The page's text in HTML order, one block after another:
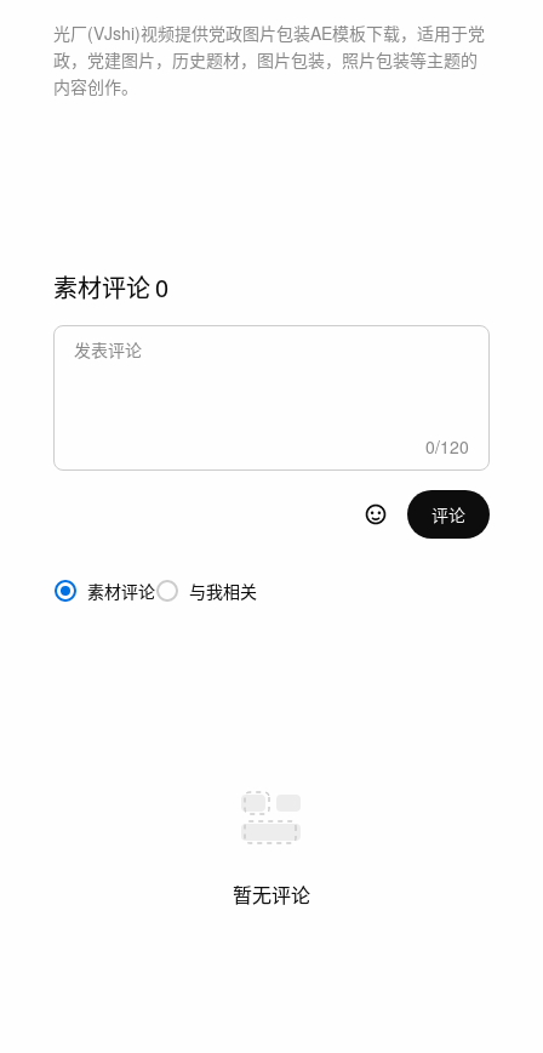
光厂(VJshi)视频提供党政图片包装AE模板下载，适用于党
政，党建图片，历史题材，图片包装，照片包装等主题的
内容创作。
素材评论0
0/120
评论
素材评论 与我相关
暂无评论